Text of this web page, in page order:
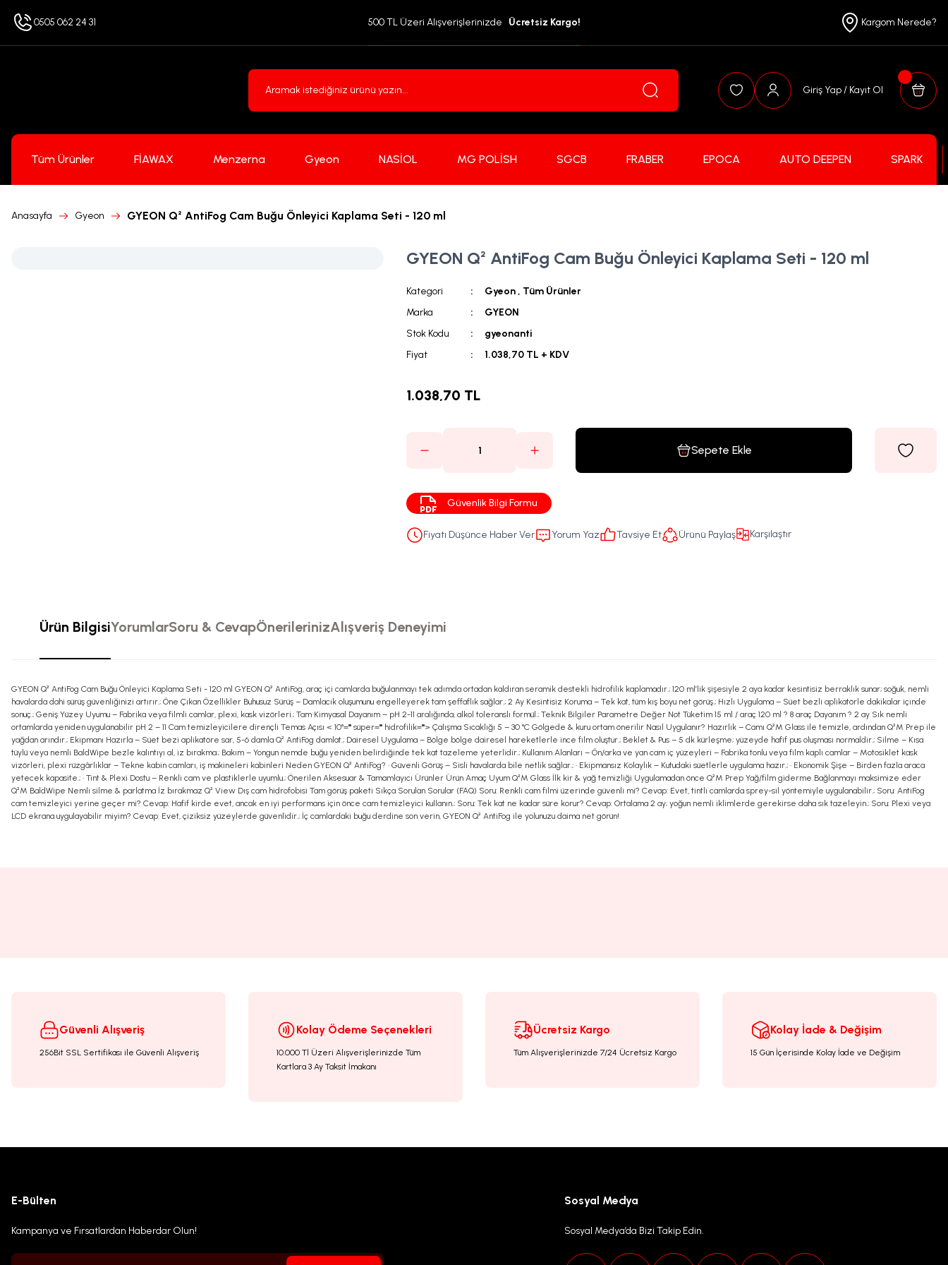
0505 062 24 31 500 TL Üzeri Alışverişlerinizde Ücretsiz Kargo! Kargom Nerede?
Giriş Yap / Kayıt Ol
Tüm Ürünler FİAWAX Menzerna Gyeon NASİOL MG POLİSH SGCB FRABER EPOCA AUTO DEEPEN SPARK
Anasayfa Gyeon GYEON Q² AntiFog Cam Buğu Önleyici Kaplama Seti - 120 ml
GYEON Q² AntiFog Cam Buğu Önleyici Kaplama Seti - 120 ml
Kategori Gyeon, Tüm Ürünler
Marka
GYEON
Stok Kodu
gyeonanti
Fiyat
1.038,70 TL + KDV
1.038,70 TL
Sepete Ekle
Güvenlik Bilgi Formu
Fiyatı Düşünce Haber Ver Yorum Yaz Tavsiye Et Ürünü Paylaş Karşılaştır
Ürün BilgisiYorumlarSoru & CevapÖnerilerinizAlışveriş Deneyimi
GYEON Q² AntiFog Cam Buğu Önleyici Kaplama Seti - 120 ml GYEON Q² AntiFog, araç içi camlarda buğulanmayı tek adımda ortadan kaldıran seramik destekli hidrofilik kaplamadır.; 120 ml’lik şişesiyle 2 aya kadar kesintisiz berraklık sunar; soğuk, nemli
havalarda dahi sürüş güvenliğinizi artırır.; Öne Çıkan Özellikler Buhusuz Sürüş – Damlacık oluşumunu engelleyerek tam şeffaflık sağlar.; 2 Ay Kesintisiz Koruma – Tek kat, tüm kış boyu net görüş.; Hızlı Uygulama – Süet bezli aplikatörle dakikalar içinde
sonuç.; Geniş Yüzey Uyumu – Fabrika veya filmli camlar, plexi, kask vizörleri.; Tam Kimyasal Dayanım – pH 2-11 aralığında, alkol toleranslı formül.; Teknik Bilgiler Parametre Değer Not Tüketim 15 ml / araç 120 ml ? 8 araç Dayanım ? 2 ay Sık nemli
ortamlarda yeniden uygulanabilir pH 2 – 11 Cam temizleyicilere dirençli Temas Açısı < 10°="" süper="" hidrofilik=""> Çalışma Sıcaklığı 5 – 30 °C Gölgede & kuru ortam önerilir Nasıl Uygulanır? Hazırlık – Camı Q²M Glass ile temizle, ardından Q²M Prep ile
yağdan arındır.; Ekipmanı Hazırla – Süet bezi aplikatöre sar, 5-6 damla Q² AntiFog damlat.; Dairesel Uygulama – Bölge bölge dairesel hareketlerle ince film oluştur.; Beklet & Pus – 5 dk kürleşme; yüzeyde hafif pus oluşması normaldir.; Silme – Kısa
tüylü veya nemli BaldWipe bezle kalıntıyı al, iz bırakma.; Bakım – Yongun nemde buğu yeniden belirdiğinde tek kat tazeleme yeterlidir.; Kullanım Alanları – Ön/arka ve yan cam iç yüzeyleri – Fabrika tonlu veya film kaplı camlar – Motosiklet kask
vizörleri, plexi rüzgârlıklar – Tekne kabin camları, iş makineleri kabinleri Neden GYEON Q² AntiFog? • Güvenli Görüş – Sisli havalarda bile netlik sağlar.; • Ekipmansız Kolaylık – Kutudaki süetlerle uygulama hazır.; • Ekonomik Şişe – Birden fazla araca
yetecek kapasite.; • Tint & Plexi Dostu – Renkli cam ve plastiklerle uyumlu.; Önerilen Aksesuar & Tamamlayıcı Ürünler Ürün Amaç Uyum Q²M Glass İlk kir & yağ temizliği Uygulamadan önce Q²M Prep Yağ/film giderme Bağlanmayı maksimize eder
Q²M BaldWipe Nemli silme & parlatma İz bırakmaz Q² View Dış cam hidrofobisi Tam görüş paketi Sıkça Sorulan Sorular (FAQ) Soru: Renkli cam filmi üzerinde güvenli mi? Cevap: Evet, tintli camlarda sprey-sil yöntemiyle uygulanabilir.; Soru: AntiFog
cam temizleyici yerine geçer mi? Cevap: Hafif kirde evet, ancak en iyi performans için önce cam temizleyici kullanın.; Soru: Tek kat ne kadar süre korur? Cevap: Ortalama 2 ay; yoğun nemli iklimlerde gerekirse daha sık tazeleyin.; Soru: Plexi veya
LCD ekrana uygulayabilir miyim? Cevap: Evet, çiziksiz yüzeylerde güvenlidir.; İç camlardaki buğu derdine son verin, GYEON Q² AntiFog ile yolunuzu daima net görün!
Güvenli Alışveriş
256Bit SSL Sertifikası ile Güvenli Alışveriş
Kolay Ödeme Seçenekleri
10.000 Tl Üzeri Alışverişlerinizde Tüm
Kartlara 3 Ay Taksit İmakanı
Ücretsiz Kargo
Tüm Alışverişlerinizde 7/24 Ücretsiz Kargo
Kolay İade & Değişim
15 Gün İçerisinde Kolay İade ve Değişim
E-Bülten
Kampanya ve Fırsatlardan Haberdar Olun!
Sosyal Medya
Sosyal Medya’da Bizi Takip Edin.